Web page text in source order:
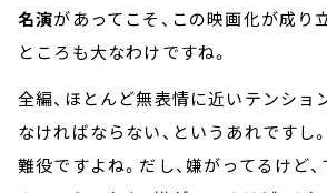
名演があってこそ、この映画化が成り
ところも大なわけですね。
全編、ほとんど無表情に近いテンショ
なければならない、というあれですし
難役ですよね。だし、嫌がってるけど